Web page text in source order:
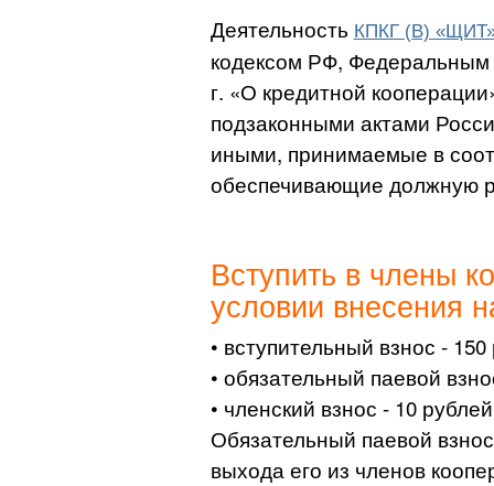
Деятельность КПКГ (В)
кодексом РФ,
г. «О кредитной
подзаконными актами
иными, принимаемые в
обеспечивающие должную
Вступить в члены
условии внесения
• вступительный взнос -
• обязательный паевой
• членский взнос - 10
Обязательный паевой
выхода его из членов